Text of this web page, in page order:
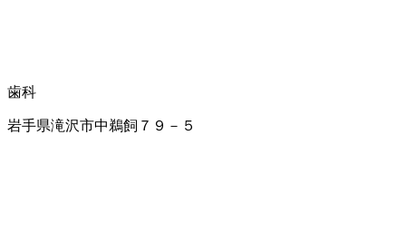
歯科
岩手県滝沢市中鵜飼７９－５